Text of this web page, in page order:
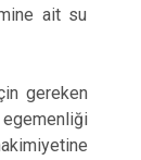
ait su
gereken
egemenliği